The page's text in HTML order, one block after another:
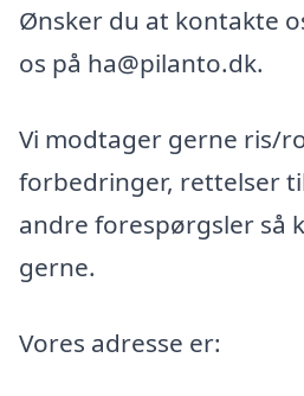
Ønsker du at kontakte
os på ha@pilanto.dk.
Vi modtager gerne ris/
forbedringer, rettelser
andre forespørgsler så
gerne.
Vores adresse er: